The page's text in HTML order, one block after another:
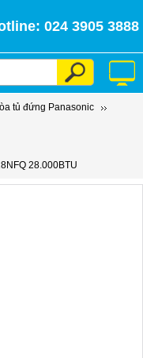
024 3905 3888
tủ đứng Panasonic
28.000BTU